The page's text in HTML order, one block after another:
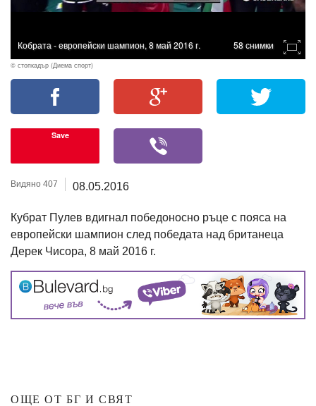
Кобрата - европейски шампион, 8 май 2016 г. 58 снимки
© стопкадър (Диема спорт)
Save
Видяно 407 08.05.2016
Кубрат Пулев вдигнал победоносно ръце с пояса на
европейски шампион след победата над британеца
Дерек Чисора, 8 май 2016 г.
ОЩЕ ОТ БГ И СВЯТ